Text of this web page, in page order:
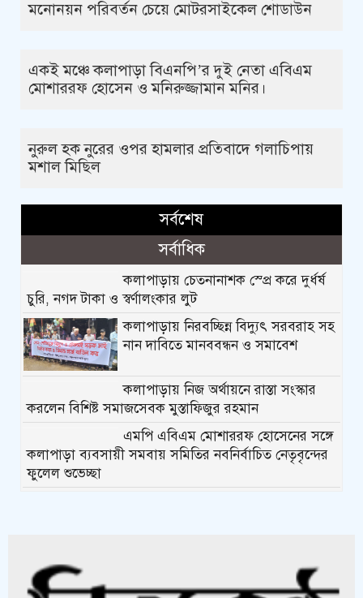
মনোনয়ন পরিবর্তন চেয়ে মোটরসাইকেল শোডাউন
একই মঞ্চে কলাপাড়া বিএনপি’র দুই নেতা এবিএম
মোশাররফ হোসেন ও মনিরুজ্জামান মনির।
নুরুল হক নুরের ওপর হামলার প্রতিবাদে গলাচিপায়
মশাল মিছিল
সর্বশেষ
সর্বাধিক
কলাপাড়ায় চেতনানাশক স্প্রে করে দুর্ধর্ষ
চুরি, নগদ টাকা ও স্বর্ণালংকার লুট
কলাপাড়ায় নিরবচ্ছিন্ন বিদ্যুৎ সরবরাহ সহ
নান দাবিতে মানববন্ধন ও সমাবেশ
কলাপাড়ায় নিজ অর্থায়নে রাস্তা সংস্কার
করলেন বিশিষ্ট সমাজসেবক মুস্তাফিজুর রহমান
এমপি এবিএম মোশাররফ হোসেনের সঙ্গে
কলাপাড়া ব্যবসায়ী সমবায় সমিতির নবনির্বাচিত নেতৃবৃন্দের
ফুলেল শুভেচ্ছা
পটুয়াখালীতে পতিতালয় থেকে যুবকের
মরদেহ উদ্ধার